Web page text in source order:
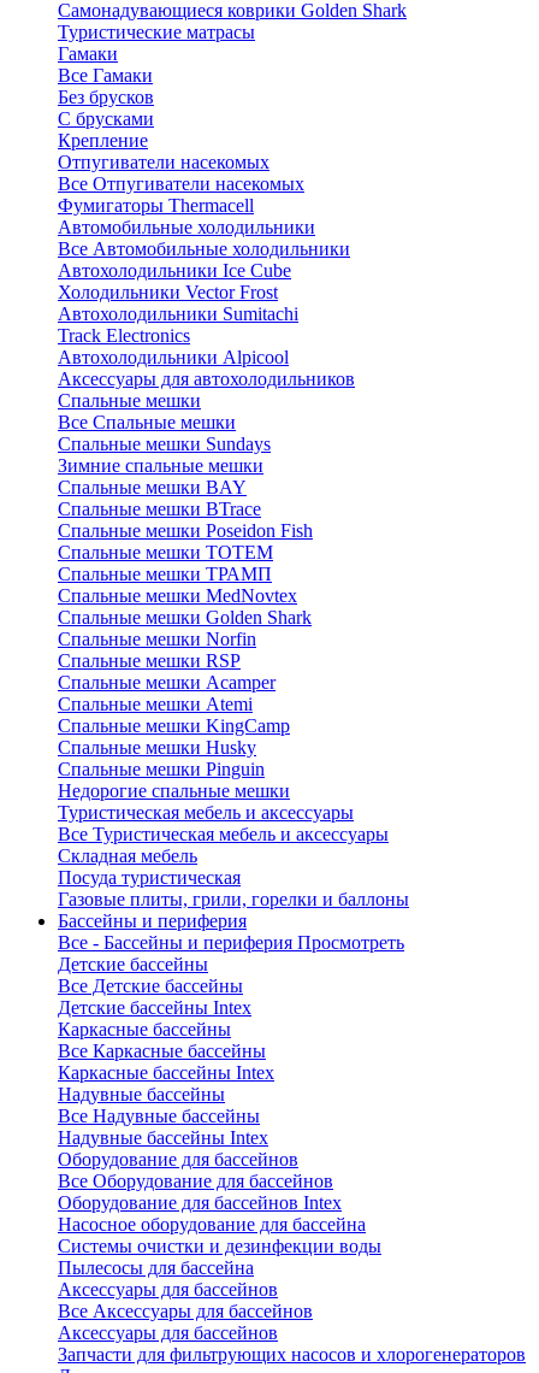
Самонадувающиеся коврики Golden Shark
Туристические матрасы
Гамаки
Все Гамаки
Без брусков
С брусками
Крепление
Отпугиватели насекомых
Все Отпугиватели насекомых
Фумигаторы Thermacell
Автомобильные холодильники
Все Автомобильные холодильники
Автохолодильники Ice Cube
Холодильники Vector Frost
Автохолодильники Sumitachi
Track Electronics
Автохолодильники Alpicool
Аксессуары для автохолодильников
Спальные мешки
Все Спальные мешки
Спальные мешки Sundays
Зимние спальные мешки
Спальные мешки BAY
Спальные мешки BTrace
Спальные мешки Poseidon Fish
Спальные мешки ТОТЕМ
Спальные мешки ТРАМП
Cпальные мешки MedNovtex
Спальные мешки Golden Shark
Спальные мешки Norfin
Спальные мешки RSP
Спальные мешки Acamper
Спальные мешки Atemi
Спальные мешки KingCamp
Спальные мешки Husky
Спальные мешки Pinguin
Недорогие спальные мешки
Туристическая мебель и аксессуары
Все Туристическая мебель и аксессуары
Складная мебель
Посуда туристическая
Газовые плиты, грили, горелки и баллоны
Бассейны и периферия
Все - Бассейны и периферия Просмотреть
Детские бассейны
Все Детские бассейны
Детские бассейны Intex
Каркасные бассейны
Все Каркасные бассейны
Каркасные бассейны Intex
Надувные бассейны
Все Надувные бассейны
Надувные бассейны Intex
Оборудование для бассейнов
Все Оборудование для бассейнов
Оборудование для бассейнов Intex
Насосное оборудование для бассейна
Системы очистки и дезинфекции воды
Пылесосы для бассейна
Аксессуары для бассейнов
Все Аксессуары для бассейнов
Аксессуары для бассейнов
Запчасти для фильтрующих насосов и хлорогенераторов